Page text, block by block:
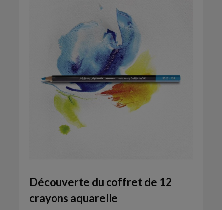
Découverte du coffret de 12
crayons aquarelle